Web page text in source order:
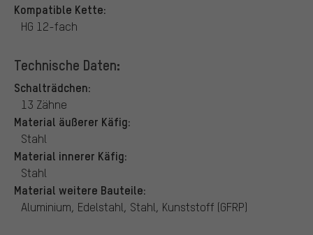
Kompatible Kette:
HG 12-fach
Technische Daten:
Schalträdchen:
13 Zähne
Material äußerer Käfig:
Stahl
Material innerer Käfig:
Stahl
Material weitere Bauteile:
Aluminium, Edelstahl, Stahl, Kunststoff (GFRP)